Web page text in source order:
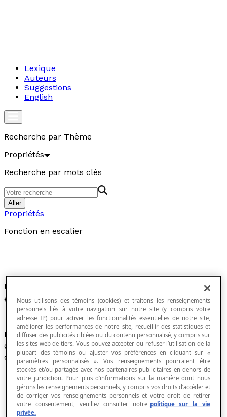
Lexique
Auteurs
Suggestions
English
Recherche par Thème
Propriétés
Recherche par mots clés
Aller
Propriétés
Fonction en escalier
Une fonction réelle
est dite en escalier si elle
est constante sur des intervalles donnés.
Le graphique d'une fonction en escalier est formé d'un
certain nombre de plateaux qui peuvent avoir l'aspect
d'un graphique comme celui-ci :
Nous utilisons des témoins (cookies) et traitons les renseignements
personnels liés à votre navigation sur notre site (y compris votre
adresse IP) pour activer les fonctionnalités essentielles de notre site,
améliorer les performances de notre site, recueillir des statistiques et
diffuser des publicités ciblées ou du contenu personnalisé, y compris sur
les sites web de tiers. Vous pouvez accepter ou refuser l’utilisation de la
plupart des témoins ou ajuster vos préférences en cliquant sur «
paramètres personnalisés ». Vos renseignements pourraient être
stockés et/ou partagés avec nos partenaires publicitaires en dehors de
votre juridiction. Pour plus d’informations sur la manière dont nous
gérons les renseignements personnels, y compris vos droits d’accéder et
de corriger vos renseignements personnels et votre droit de retirer
votre consentement, veuillez consulter notre politique sur la vie
privée.